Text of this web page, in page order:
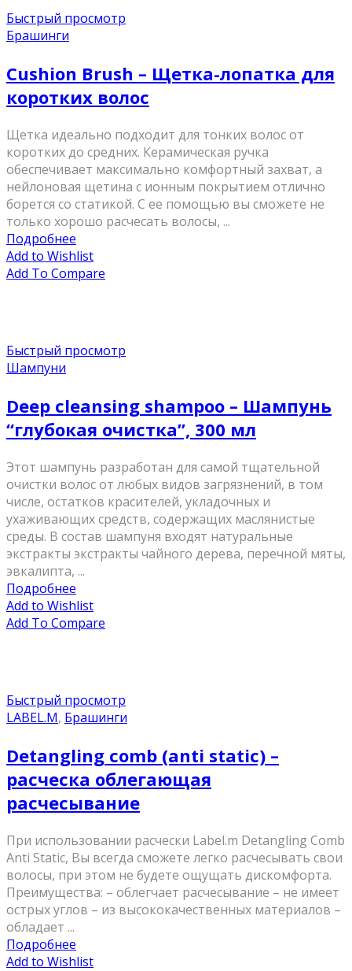
Быстрый просмотр
Брашинги
Cushion Brush – Щетка-лопатка для
коротких волос
Щетка идеально подходит для тонких волос от
коротких до средних. Керамическая ручка
обеспечивает максимально комфортный захват, а
нейлоновая щетина с ионным покрытием отлично
борется со статикой. С ее помощью вы сможете не
только хорошо расчесать волосы, ...
Подробнее
Add to Wishlist
Add To Compare
Быстрый просмотр
Шампуни
Deep cleansing shampoo – Шампунь
“глубокая очистка”, 300 мл
Этот шампунь разработан для самой тщательной
очистки волос от любых видов загрязнений, в том
числе, остатков красителей, укладочных и
ухаживающих средств, содержащих маслянистые
среды. В состав шампуня входят натуральные
экстракты экстракты чайного дерева, перечной мяты,
эвкалипта, ...
Подробнее
Add to Wishlist
Add To Compare
Быстрый просмотр
LABEL.M, Брашинги
Detangling comb (anti static) –
расческа облегающая
расчесывание
При использовании расчески Label.m Detangling Comb
Anti Static, Вы всегда сможете легко расчесывать свои
волосы, при этом не будете ощущать дискомфорта.
Преимущества: – облегчает расчесывание – не имеет
острых углов – из высококачественных материалов –
обладает ...
Подробнее
Add to Wishlist